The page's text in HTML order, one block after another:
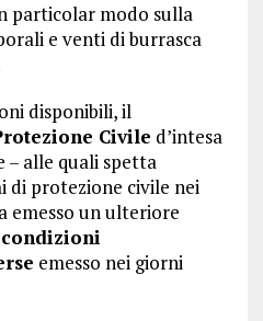
particolar modo sulla
e venti di burrasca
disponibili, il
Civile d’intesa
– alle quali spetta
di protezione civile nei
emesso un ulteriore
emesso nei giorni